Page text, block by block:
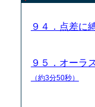
９４．点差に
９５．オーラ
（約3分50秒）